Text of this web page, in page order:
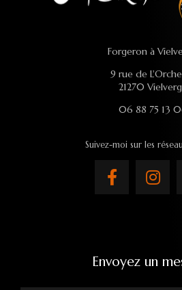
Forgeron à
9 rue de
21270
06 88 75 13
Suivez-moi sur les
Envoyez un